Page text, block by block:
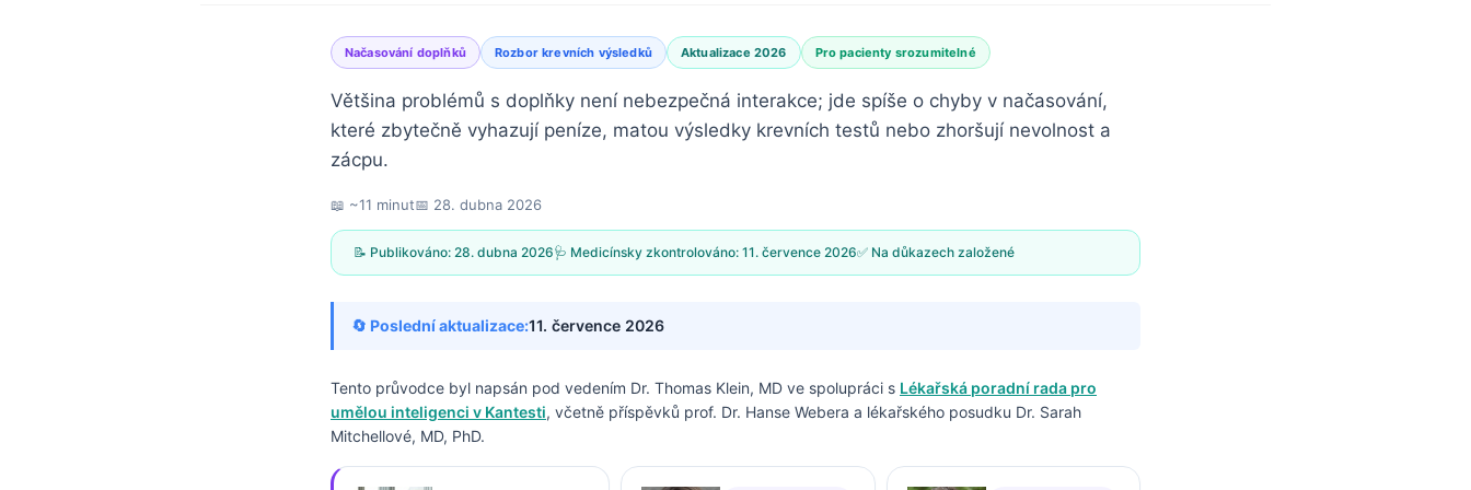
Načasování doplňků Rozbor krevních výsledků Aktualizace 2026 Pro pacienty srozumitelné
Většina problémů s doplňky není nebezpečná interakce; jde spíše o chyby v načasování,
které zbytečně vyhazují peníze, matou výsledky krevních testů nebo zhoršují nevolnost a
zácpu.
📖 ~11 minut📅 28. dubna 2026
📝 Publikováno: 28. dubna 2026🩺 Medicínsky zkontrolováno: 11. července 2026✅ Na důkazech založené
🔄 Poslední aktualizace:11. července 2026
Tento průvodce byl napsán pod vedením Dr. Thomas Klein, MD ve spolupráci s Lékařská poradní rada pro
umělou inteligenci v Kantesti, včetně příspěvků prof. Dr. Hanse Webera a lékařského posudku Dr. Sarah
Mitchellové, MD, PhD.